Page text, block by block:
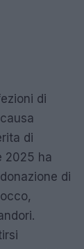
di
di
2025 ha
di